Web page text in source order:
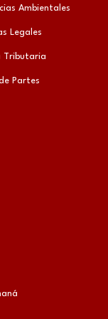
Ambientales
Legales
Tributaria
Partes